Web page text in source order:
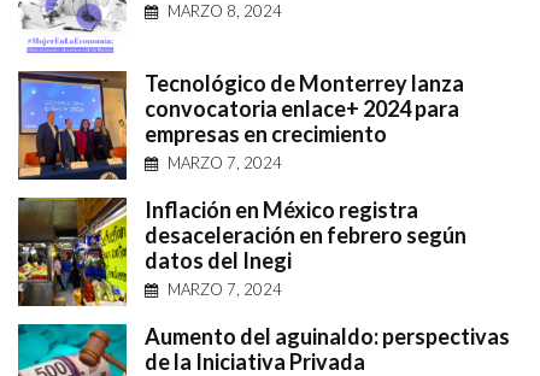
MARZO 8, 2024
Tecnológico de Monterrey lanza
convocatoria enlace+ 2024 para
empresas en crecimiento
MARZO 7, 2024
Inflación en México registra
desaceleración en febrero según
datos del Inegi
MARZO 7, 2024
Aumento del aguinaldo: perspectivas
de la Iniciativa Privada